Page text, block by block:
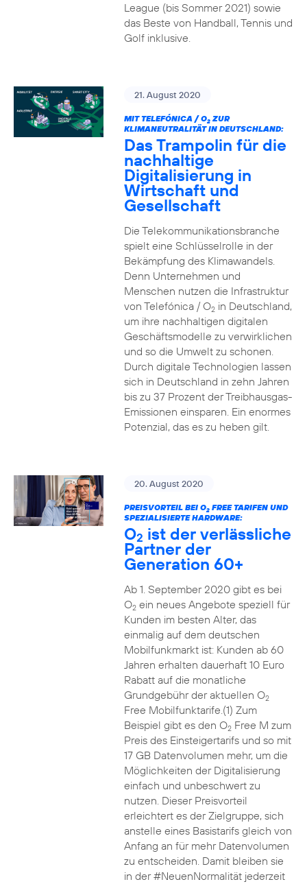
League (bis Sommer 2021) sowie
das Beste von Handball, Tennis und
Golf inklusive.
21. August 2020
MIT TELEFÓNICA / O2ZUR
KLIMANEUTRALITÄT IN DEUTSCHLAND:
Das Trampolin für die
nachhaltige
Digitalisierung in
Wirtschaft und
Gesellschaft
Die Telekommunikationsbranche
spielt eine Schlüsselrolle in der
Bekämpfung des Klimawandels.
Denn Unternehmen und
Menschen nutzen die Infrastruktur
von Telefónica / O2in Deutschland,
um ihre nachhaltigen digitalen
Geschäftsmodelle zu verwirklichen
und so die Umwelt zu schonen.
Durch digitale Technologien lassen
sich in Deutschland in zehn Jahren
bis zu 37 Prozent der Treibhausgas-
Emissionen einsparen. Ein enormes
Potenzial, das es zu heben gilt.
20. August 2020
PREISVORTEIL BEI O2FREE TARIFEN UND
SPEZIALISIERTE HARDWARE:
O2 ist der verlässliche
Partner der
Generation 60+
Ab 1. September 2020 gibt es bei
O2ein neues Angebote speziell für
Kunden im besten Alter, das
einmalig auf dem deutschen
Mobilfunkmarkt ist: Kunden ab 60
Jahren erhalten dauerhaft 10 Euro
Rabatt auf die monatliche
Grundgebühr der aktuellen O2
Free Mobilfunktarife.(1) Zum
Beispiel gibt es den O2Free M zum
Preis des Einsteigertarifs und so mit
17 GB Datenvolumen mehr, um die
Möglichkeiten der Digitalisierung
einfach und unbeschwert zu
nutzen. Dieser Preisvorteil
erleichtert es der Zielgruppe, sich
anstelle eines Basistarifs gleich von
Anfang an für mehr Datenvolumen
zu entscheiden. Damit bleiben sie
in der #NeuenNormalität jederzeit